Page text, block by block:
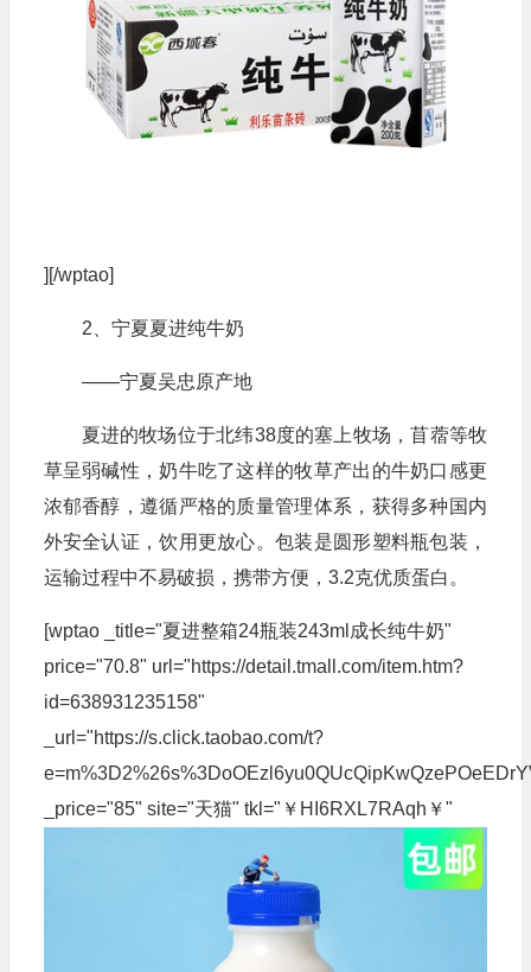
][/wptao]
2、宁夏夏进纯牛奶
——宁夏吴忠原产地
夏进的牧场位于北纬38度的塞上牧场，苜蓿等牧
草呈弱碱性，奶牛吃了这样的牧草产出的牛奶口感更
浓郁香醇，遵循严格的质量管理体系，获得多种国内
外安全认证，饮用更放心。包装是圆形塑料瓶包装，
运输过程中不易破损，携带方便，3.2克优质蛋白。
[wptao _title="夏进整箱24瓶装243ml成长纯牛奶"
price="70.8" url="https://detail.tmall.com/item.htm?
id=638931235158"
_url="https://s.click.taobao.com/t?
_price="85" site="天猫" tkl="￥HI6RXL7RAqh￥"